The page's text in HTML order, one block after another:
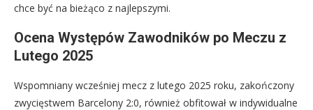
chce być na bieżąco z najlepszymi.
Ocena Występów Zawodników po Meczu z
Lutego 2025
Wspomniany wcześniej mecz z lutego 2025 roku, zakończony
zwycięstwem Barcelony 2:0, również obfitował w indywidualne